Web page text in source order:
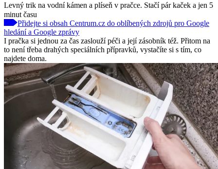
Levný trik na vodní kámen a plíseň v pračce. Stačí pár kaček a jen 5
minut času
Přidejte si obsah Centrum.cz do oblíbených zdrojů pro Google
hledání a Google zprávy
I pračka si jednou za čas zaslouží péči a její zásobník též. Přitom na
to není třeba drahých speciálních přípravků, vystačíte si s tím, co
najdete doma.